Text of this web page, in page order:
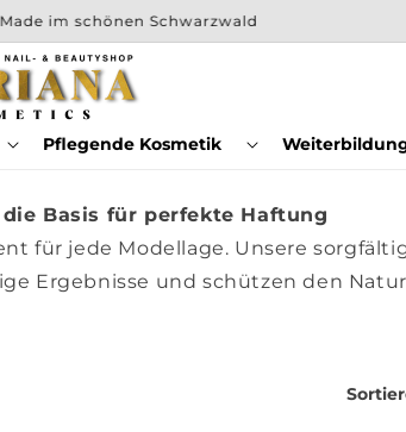
im schönen Schwarzwald
Pflegende Kosmetik
Basis für perfekte Haftung
für jede Modellage. Unsere
Ergebnisse und schützen den